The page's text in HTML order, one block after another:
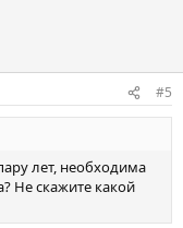
#5
лет, необходима
Не скажите какой